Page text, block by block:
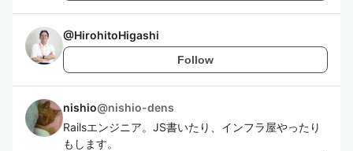
@HirohitoHigashi
Follow
nishio@nishio-dens
Railsエンジニア。JS書いたり、インフラ屋やったり
もします。